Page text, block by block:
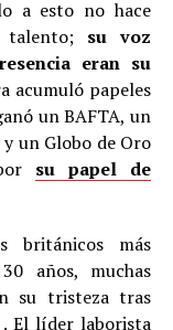
a esto no hace
su voz
eran su
acumuló papeles
un BAFTA, un
un Globo de Oro
su papel de
británicos más
años, muchas
su tristeza tras
El líder laborista